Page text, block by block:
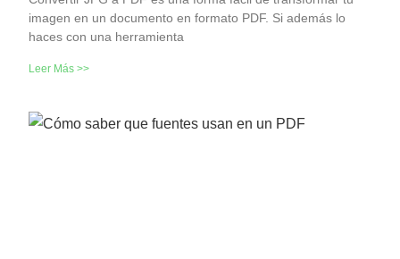
imagen en un documento en formato PDF. Si además lo
haces con una herramienta
Leer Más >>